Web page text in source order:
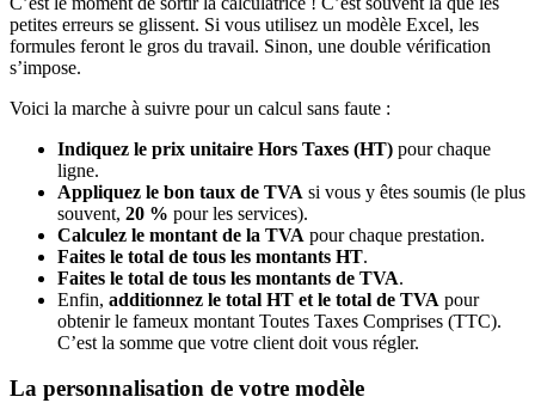
petites erreurs se glissent. Si vous utilisez un modèle Excel, les
formules feront le gros du travail. Sinon, une double vérification
s’impose.
Voici la marche à suivre pour un calcul sans faute :
Indiquez le prix unitaire Hors Taxes (HT) pour chaque
ligne.
Appliquez le bon taux de TVA si vous y êtes soumis (le plus
souvent, 20 % pour les services).
Calculez le montant de la TVA pour chaque prestation.
Faites le total de tous les montants HT.
Faites le total de tous les montants de TVA.
Enfin, additionnez le total HT et le total de TVA pour
obtenir le fameux montant Toutes Taxes Comprises (TTC).
C’est la somme que votre client doit vous régler.
La personnalisation de votre modèle